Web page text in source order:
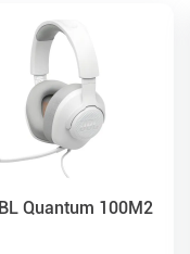
Quantum 100M2